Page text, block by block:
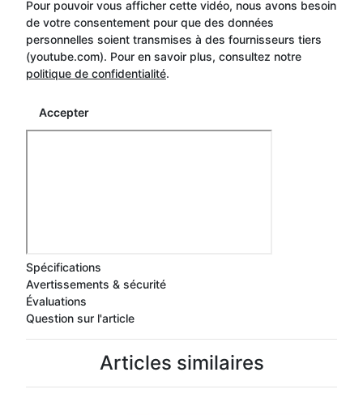
Pour pouvoir vous afficher cette vidéo, nous avons besoin
de votre consentement pour que des données
personnelles soient transmises à des fournisseurs tiers
(youtube.com). Pour en savoir plus, consultez notre
politique de confidentialité.
Accepter
Spécifications
Avertissements & sécurité
Évaluations
Question sur l'article
Articles similaires